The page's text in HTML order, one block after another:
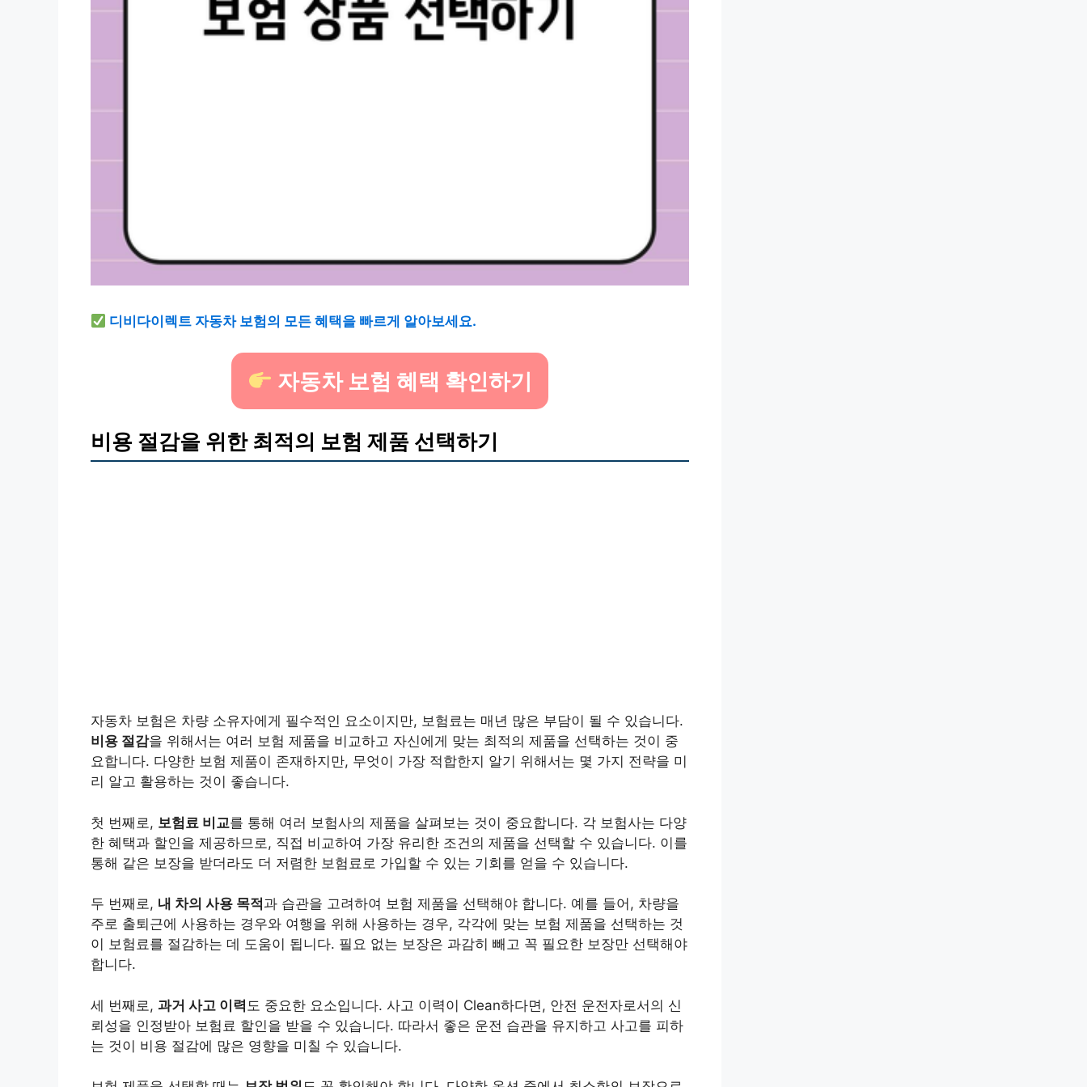
디비다이렉트 자동차 보험의 모든 혜택을 빠르게 알아보세요.
자동차 보험 혜택 확인하기
비용 절감을 위한 최적의 보험 제품 선택하기
자동차 보험은 차량 소유자에게 필수적인 요소이지만, 보험료는 매년 많은 부담이 될 수 있습니다.
비용 절감을 위해서는 여러 보험 제품을 비교하고 자신에게 맞는 최적의 제품을 선택하는 것이 중
요합니다. 다양한 보험 제품이 존재하지만, 무엇이 가장 적합한지 알기 위해서는 몇 가지 전략을 미
리 알고 활용하는 것이 좋습니다.
첫 번째로, 보험료 비교를 통해 여러 보험사의 제품을 살펴보는 것이 중요합니다. 각 보험사는 다양
한 혜택과 할인을 제공하므로, 직접 비교하여 가장 유리한 조건의 제품을 선택할 수 있습니다. 이를
통해 같은 보장을 받더라도 더 저렴한 보험료로 가입할 수 있는 기회를 얻을 수 있습니다.
두 번째로, 내 차의 사용 목적 과 습관을 고려하여 보험 제품을 선택해야 합니다. 예를 들어, 차량을
주로 출퇴근에 사용하는 경우와 여행을 위해 사용하는 경우, 각각에 맞는 보험 제품을 선택하는 것
이 보험료를 절감하는 데 도움이 됩니다. 필요 없는 보장은 과감히 빼고 꼭 필요한 보장만 선택해야
합니다.
세 번째로, 과거 사고 이력 도 중요한 요소입니다. 사고 이력이 Clean하다면, 안전 운전자로서의 신
뢰성을 인정받아 보험료 할인을 받을 수 있습니다. 따라서 좋은 운전 습관을 유지하고 사고를 피하
는 것이 비용 절감에 많은 영향을 미칠 수 있습니다.